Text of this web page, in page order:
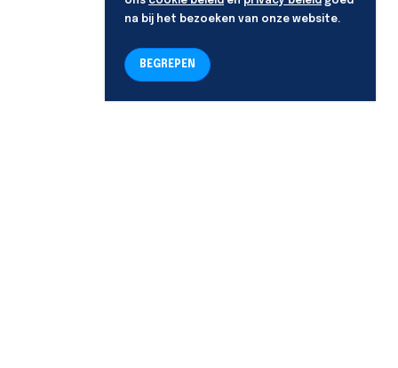
na bij het bezoeken van onze website.
BEGREPEN